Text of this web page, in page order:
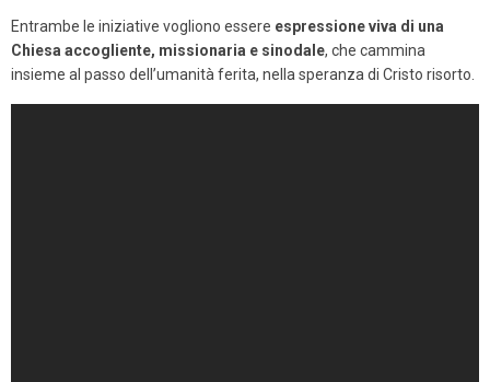
Entrambe le iniziative vogliono essere espressione viva di una
Chiesa accogliente, missionaria e sinodale, che cammina
insieme al passo dell’umanità ferita, nella speranza di Cristo risorto.